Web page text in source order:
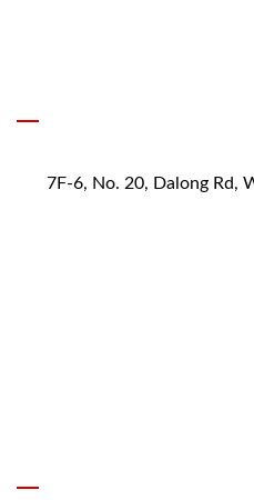
7F-6, No. 20, Dalong Rd,